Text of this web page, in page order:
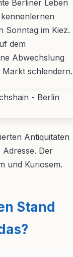
Berliner Leben
Sonntag im Kiez.
dem
Abwechslung
schlendern.
Antiquitäten
Der
und Kuriosem.
Stand